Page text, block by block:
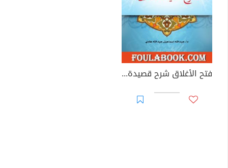
فتح الأغلاق شرح قصيدة الأخلاق